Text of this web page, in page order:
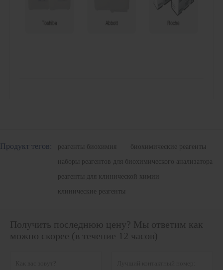
Продукт тегов: реагенты биохимия
биохимические реагенты
наборы реагентов для биохимического анализатора
реагенты для клинической химии
клинические реагенты
Получить последнюю цену? Мы ответим как
можно скорее (в течение 12 часов)